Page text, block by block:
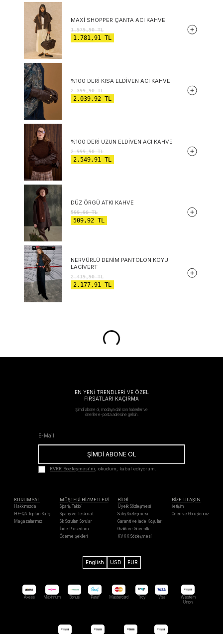
MAXI SHOPPER ÇANTA ACI KAHVE
1.979,90TL
1.781,91 TL
%100 DERI KISA ELDIVEN ACI KAHVE
2.399,90TL
2.039,92 TL
%100 DERI UZUN ELDIVEN ACI KAHVE
2.999,90TL
2.549,91 TL
DÜZ ÖRGÜ ATKI KAHVE
599,90TL
509,92 TL
NERVÜRLÜ DENIM PANTOLON KOYU
LACIVERT
2.419,90TL
2.177,91 TL
EN YENİ TRENDLERİ VE ÖZEL
FIRSATLARI KAÇIRMA
Şimdi abone ol, modaya dair son haberler ve
öneriler e-posta adresine gelsin.
ŞİMDİ ABONE OL
KVKK Sözleşmesi'ni, okudum, kabul ediyorum.
KURUMSAL
Hakkımızda
HE-QA Toptan Satış
Mağazalarımız
MÜŞTERİ HİZMETLERİ
Sipariş Takibi
Sipariş ve Teslimat
Sık Sorulan Sorular
İade Prosedürü
Ödeme Şekilleri
BİLGİ
Üyelik Sözleşmesi
Satış Sözleşmesi
Garanti ve İade Koşulları
Gizlilik ve Güvenlik
KVKK Sözleşmesi
BİZE ULAŞIN
İletişim
Öneri ve Görüşleriniz
English USD EUR
Axess Maximum Bonus Paraf Mastercard Troy Visa
Western
Unıon